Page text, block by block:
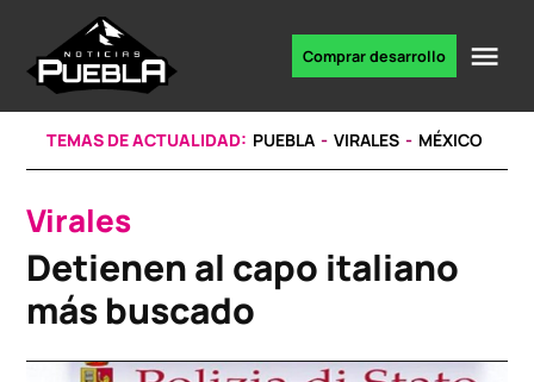
content
noticias
Comprar desarrollo
TEMAS DE ACTUALIDAD: PUEBLA VIRALES MÉXICO
POSTED
IN
Virales
Detienen al capo italiano
más buscado